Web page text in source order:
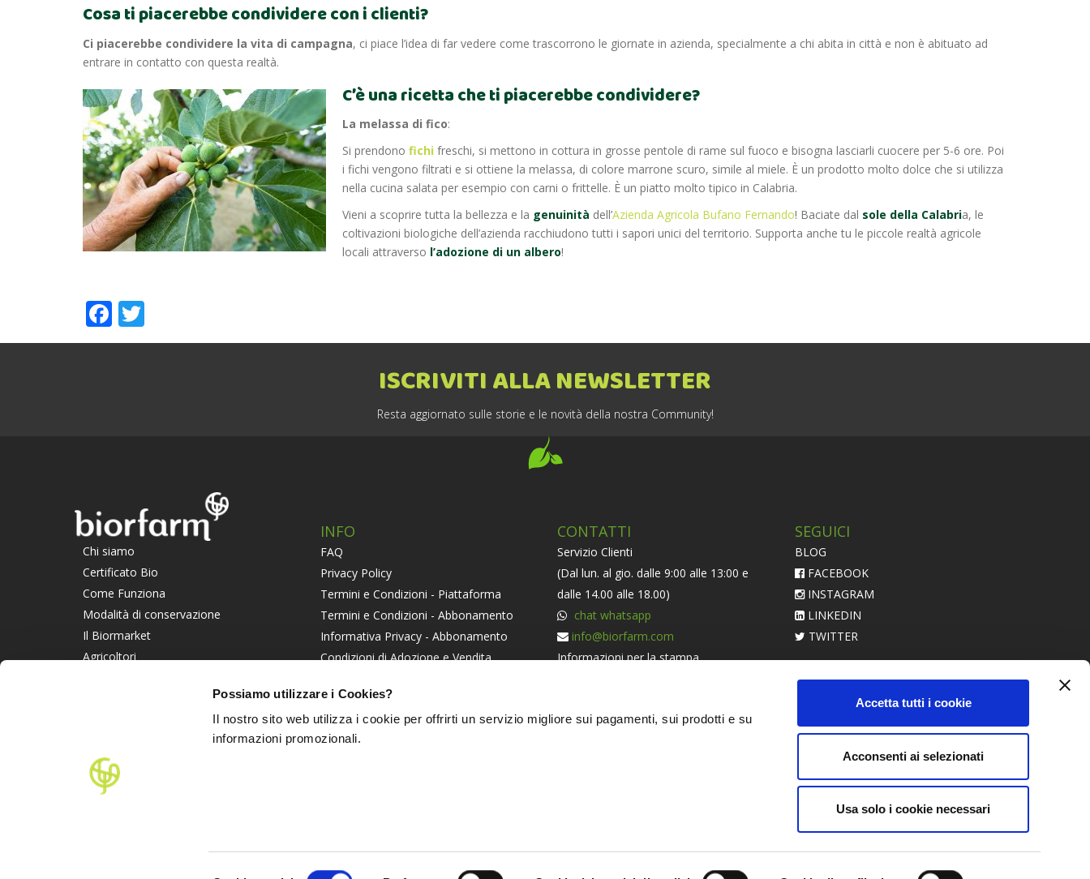
Possiamo utilizzare i Cookies?
Il nostro sito web utilizza i cookie per offrirti un servizio migliore sui pagamenti, sui prodotti e su
informazioni promozionali.
Accetta tutti i cookie
Acconsenti ai selezionati
Usa solo i cookie necessari
Cosa ti piacerebbe condividere con i clienti?
Ci piacerebbe condividere la vita di campagna, ci piace l’idea di far vedere come trascorrono le giornate in azienda, specialmente a chi abita in città e non è abituato ad
entrare in contatto con questa realtà.
C’è una ricetta che ti piacerebbe condividere?
La melassa di fico:
Si prendono fichi freschi, si mettono in cottura in grosse pentole di rame sul fuoco e bisogna lasciarli cuocere per 5-6 ore. Poi
i fichi vengono filtrati e si ottiene la melassa, di colore marrone scuro, simile al miele. È un prodotto molto dolce che si utilizza
nella cucina salata per esempio con carni o frittelle. È un piatto molto tipico in Calabria.
Vieni a scoprire tutta la bellezza e la genuinità dell’Azienda Agricola Bufano Fernando! Baciate dal sole della Calabria, le
coltivazioni biologiche dell’azienda racchiudono tutti i sapori unici del territorio. Supporta anche tu le piccole realtà agricole
locali attraverso l’adozione di un albero!
Facebook
ISCRIVITI ALLA NEWSLETTER
Resta aggiornato sulle storie e le novità della nostra Community!
Chi siamo
Certificato Bio
Come Funziona
Modalità di conservazione
Il Biormarket
Agricoltori
INFO
FAQ
Privacy Policy
Termini e Condizioni - Piattaforma
Termini e Condizioni - Abbonamento
Informativa Privacy - Abbonamento
Condizioni di Adozione e Vendita
Informativa Societaria
PARTNERS
CONTATTI
Servizio Clienti
(Dal lun. al gio. dalle 9:00 alle 13:00 e
dalle 14.00 alle 18.00)
chat whatsapp
info@biorfarm.com
Informazioni per la stampa
essere dei nostriclicca qui.
SEGUICI
BLOG
FACEBOOK
INSTAGRAM
LINKEDIN
TWITTER